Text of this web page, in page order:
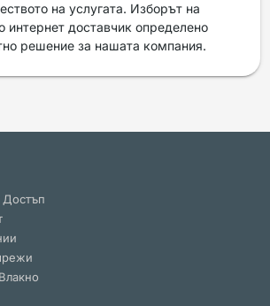
на услугата. Изборът на
интернет доставчик определено
решение за нашата компания.